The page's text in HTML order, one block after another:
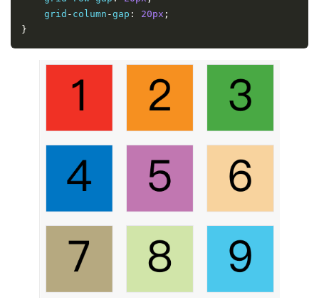
grid - column -gap : 20px ;
}